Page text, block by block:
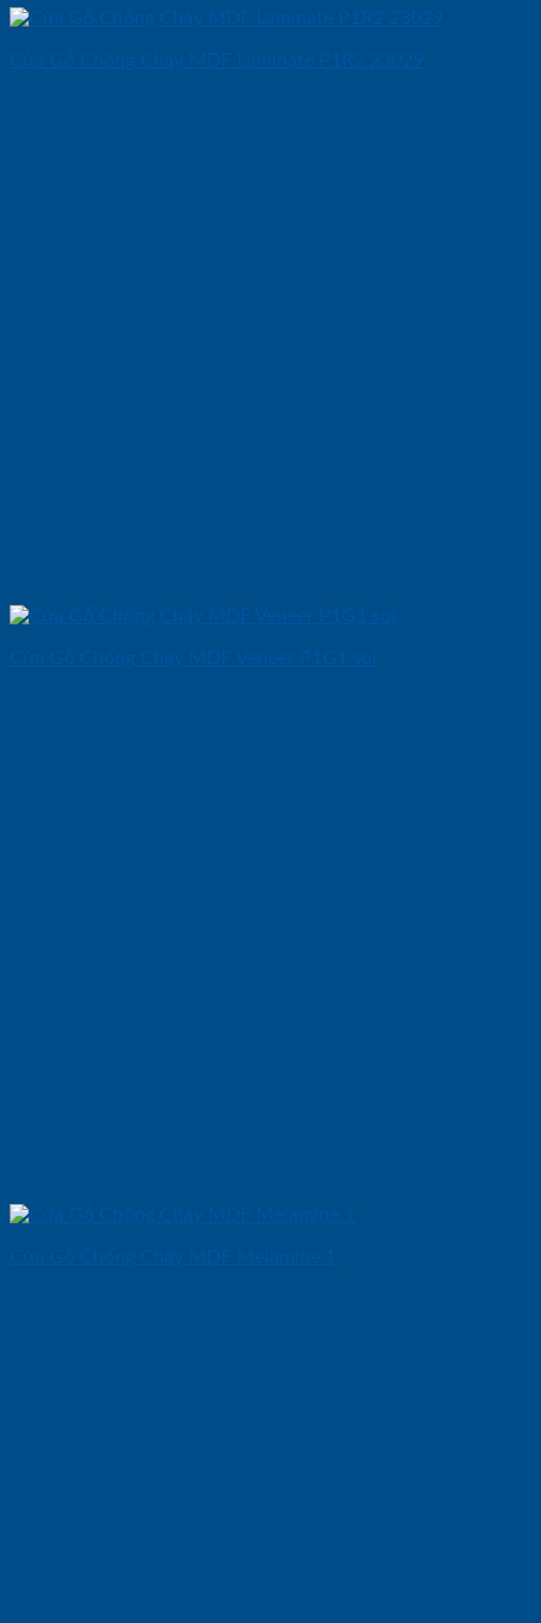
Cửa Gỗ Chống Cháy MDF Laminate P1R2 23029
Cửa Gỗ Chống Cháy MDF Veneer P1G1 soi
Cửa Gỗ Chống Cháy MDF Melamine 1